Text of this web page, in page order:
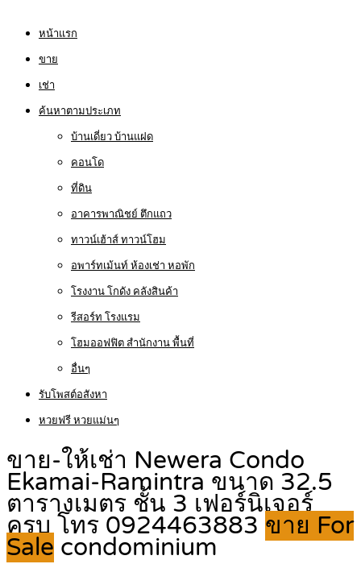
หน้าแรก
ขาย
เช่า
ค้นหาตามประเภท
บ้านเดี่ยว บ้านแฝด
คอนโด
ที่ดิน
อาคารพาณิชย์ ตึกแถว
ทาวน์เฮ้าส์ ทาวน์โฮม
อพาร์ทเม้นท์ ห้องเช่า หอพัก
โรงงาน โกดัง คลังสินค้า
รีสอร์ท โรงแรม
โฮมออฟฟิต สำนักงาน พื้นที่
อื่นๆ
รับโพสต์อสังหา
หวยฟรี หวยแม่นๆ
ขาย-ให้เช่า Newera Condo
Ekamai-Ramintra ขนาด 32.5
ตารางเมตร ชั้น 3 เฟอร์นิเจอร์
ครบ โทร 0924463883 ขาย For
Sale condominium